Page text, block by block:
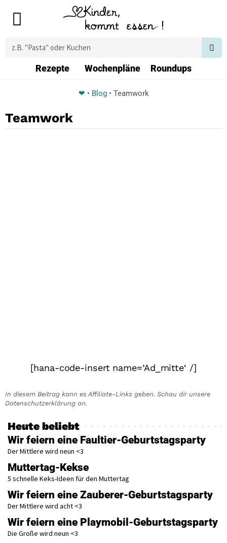
Main
Suche
Rezepte Wochenpläne Roundups
❤ • Blog• Teamwork
Teamwork
[hana-code-insert name=’Ad_mitte‘ /]
In diesem Beitrag kann es Affiliate-Links geben. Schau dir unsere
Datenschutzerklärung an.
Heute beliebt
Wir feiern eine Faultier-Geburtstagsparty
Der Mittlere wird neun <3
Muttertag-Kekse
5 schnelle Keks-Ideen für den Muttertag
Wir feiern eine Zauberer-Geburtstagsparty
Der Mittlere wird acht <3
Wir feiern eine Playmobil-Geburtstagsparty
Die Große wird neun <3